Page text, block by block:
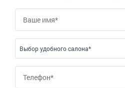
Выбор удобного салона*